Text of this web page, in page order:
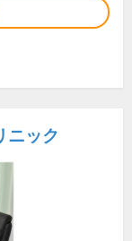
ニック